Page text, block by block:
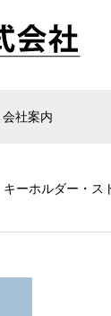
会社案内
キーホルダー・ス